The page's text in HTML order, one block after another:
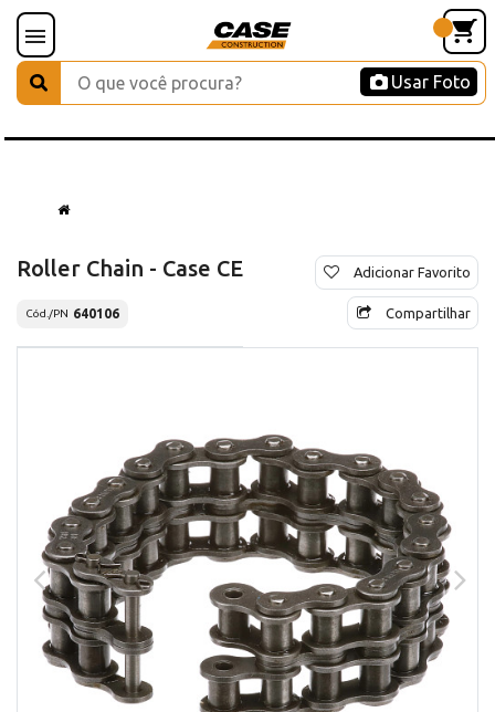
Usar Foto
Roller Chain - Case CE
Cód./PN 640106
Adicionar Favorito
Compartilhar